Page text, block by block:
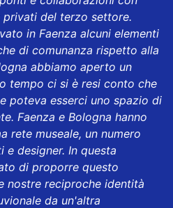
del terzo settore.
in Faenza alcuni elementi
di comunanza rispetto alla
abbiamo aperto un
tempo ci si è resi conto che
poteva esserci uno spazio di
Faenza e Bologna hanno
rete museale, un numero
designer. In questa
di proporre questo
nostre reciproche identità
da un'altra